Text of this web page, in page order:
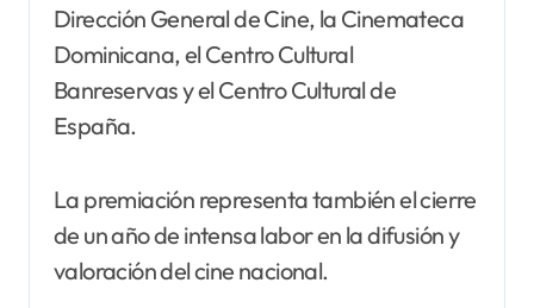
Dirección General de Cine, la Cinemateca
Dominicana, el Centro Cultural
Banreservas y el Centro Cultural de
España.
La premiación representa también el cierre
de un año de intensa labor en la difusión y
valoración del cine nacional.